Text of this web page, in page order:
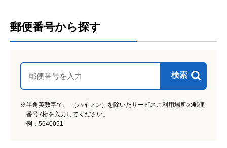
郵便番号から探す
検索
※半角英数字で、-（ハイフン）を除いたサービスご利用場所の郵便
番号7桁を入力してください。
例：5640051